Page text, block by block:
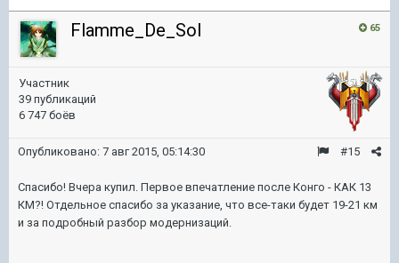
65
Flamme_De_Sol
Участник
39 публикаций
6 747 боёв
#15
Опубликовано: 7 авг 2015, 05:14:30
Спасибо! Вчера купил. Первое впечатление после Конго - КАК 13
КМ?! Отдельное спасибо за указание, что все-таки будет 19-21 км
и за подробный разбор модернизаций.